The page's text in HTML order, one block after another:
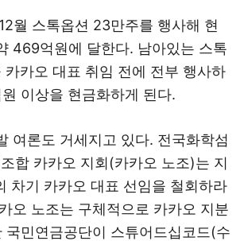
월 스톡옵션 23만주를 행사해 현
469억원에 달한다. 남아있는 스톡
카오 대표 취임 전에 전부 행사하
이상을 현금화하게 된다.
여론도 거세지고 있다. 전국화학섬
합 카카오 지회(카카오 노조)는 지
차기 카카오 대표 선임을 철회하라
오 노조는 구체적으로 카카오 지분
국민연금공단이 스튜어드십코드(수